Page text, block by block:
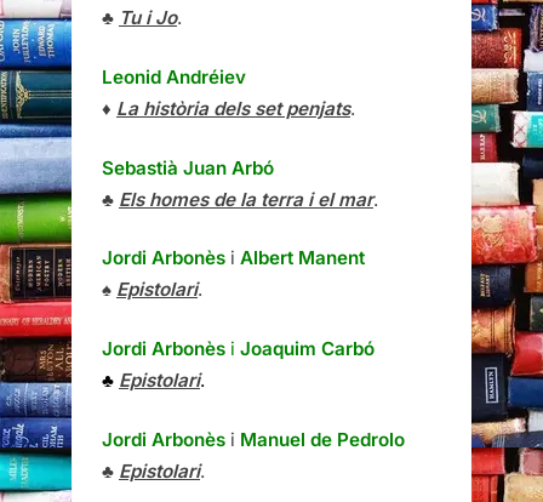
♣ Tu i Jo.
Leonid Andréiev
♦ La història dels set penjats.
Sebastià Juan Arbó
♣ Els homes de la terra i el mar.
Jordi Arbonès i Albert Manent
♠ Epistolari.
Jordi Arbonès i Joaquim Carbó
♣ Epistolari.
Jordi Arbonès i Manuel de Pedrolo
♣ Epistolari.